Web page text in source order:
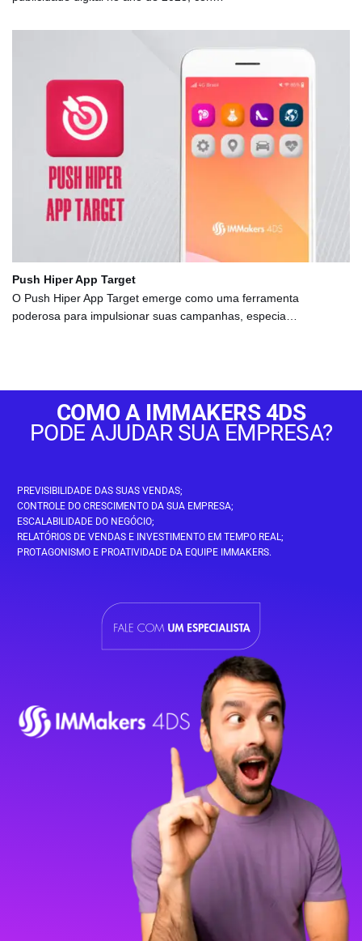
Push Hiper App Target
O Push Hiper App Target emerge como uma ferramenta
poderosa para impulsionar suas campanhas, especia…
COMO A IMMAKERS 4DS
PODE AJUDAR SUA EMPRESA?
PREVISIBILIDADE DAS SUAS VENDAS;
CONTROLE DO CRESCIMENTO DA SUA EMPRESA;
ESCALABILIDADE DO NEGÓCIO;
RELATÓRIOS DE VENDAS E INVESTIMENTO EM TEMPO REAL;
PROTAGONISMO E PROATIVIDADE DA EQUIPE IMMAKERS.